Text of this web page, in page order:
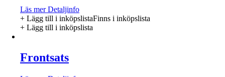
Läs merDetaljinfo
+ Lägg till i inköpslistaFinns i inköpslista
+ Lägg till i inköpslista
Frontsats